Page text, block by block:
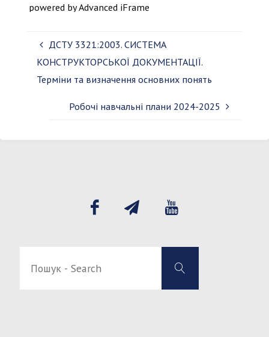
powered by Advanced iFrame
ДСТУ 3321:2003. СИСТЕМА
КОНСТРУКТОРСЬКОЇ ДОКУМЕНТАЦІЇ.
Терміни та визначення основних понять
Робочі навчальні плани 2024-2025
Search
Пошук
Search